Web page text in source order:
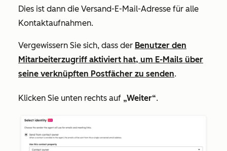
Dies ist dann die Versand-E-Mail-Adresse für alle
Kontaktaufnahmen.
Vergewissern Sie sich, dass der Benutzer den
Mitarbeiterzugriff aktiviert hat, um E-Mails über
seine verknüpften Postfächer zu senden.
Klicken Sie unten rechts auf „Weiter“.